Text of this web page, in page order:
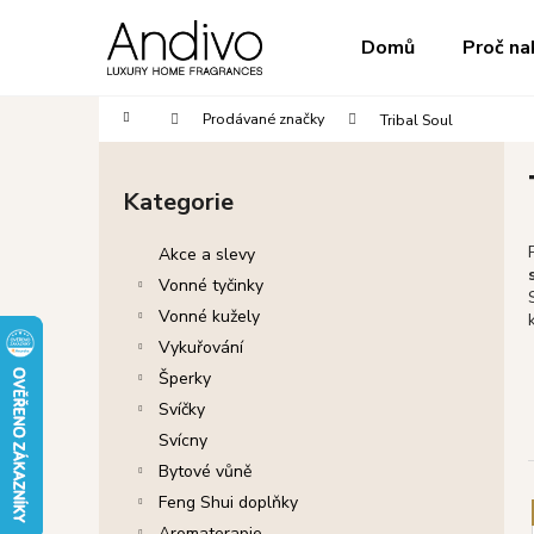
Domů Proč
Domů Prodávané značky Tribal Soul
Přeskočit
kategorie
Kategorie
Akce a slevy
Vonné tyčinky
Vonné kužely
Vykuřování
Šperky
Svíčky
Svícny
Bytové vůně
Feng Shui doplňky
Zpět
do
obchodu
Zpět
do
obchodu